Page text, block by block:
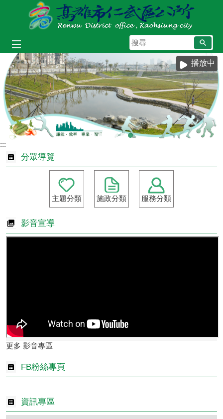
跳到主要內容區塊
搜
尋
播放中
:::
分眾導覽
主題分類 施政分類 服務分類
影音宣導
更多 影音專區
FB粉絲專頁
資訊專區